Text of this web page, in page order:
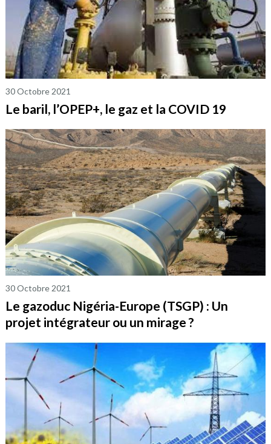
30 Octobre 2021
Le baril, l’OPEP+, le gaz et la COVID 19
30 Octobre 2021
Le gazoduc Nigéria-Europe (TSGP) : Un
projet intégrateur ou un mirage ?